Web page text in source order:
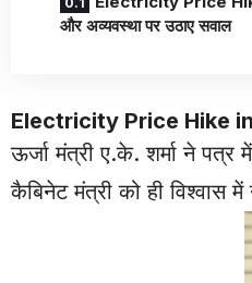
और अव्यवस्था पर उठाए सवाल
Electricity Price Hike in
ऊर्जा मंत्री ए.के. शर्मा ने
कैबिनेट मंत्री को ही विश्वास में